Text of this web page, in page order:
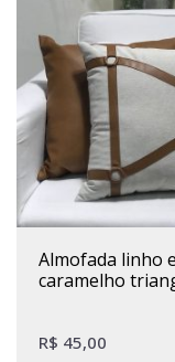
almofada linho e couro
caramelho
R$ 45,00